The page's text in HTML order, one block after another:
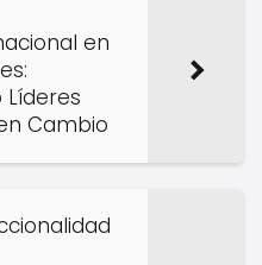
en
Cambio